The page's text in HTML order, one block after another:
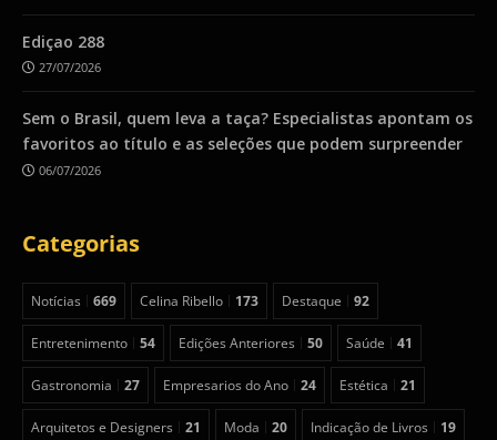
Ediçao 288
27/07/2026
Sem o Brasil, quem leva a taça? Especialistas apontam os
favoritos ao título e as seleções que podem surpreender
06/07/2026
Categorias
Notícias 669 Celina Ribello 173 Destaque 92
Entretenimento 54 Edições Anteriores 50 Saúde 41
Gastronomia 27 Empresarios do Ano 24 Estética 21
Arquitetos e Designers 21 Moda 20 Indicação de Livros 19